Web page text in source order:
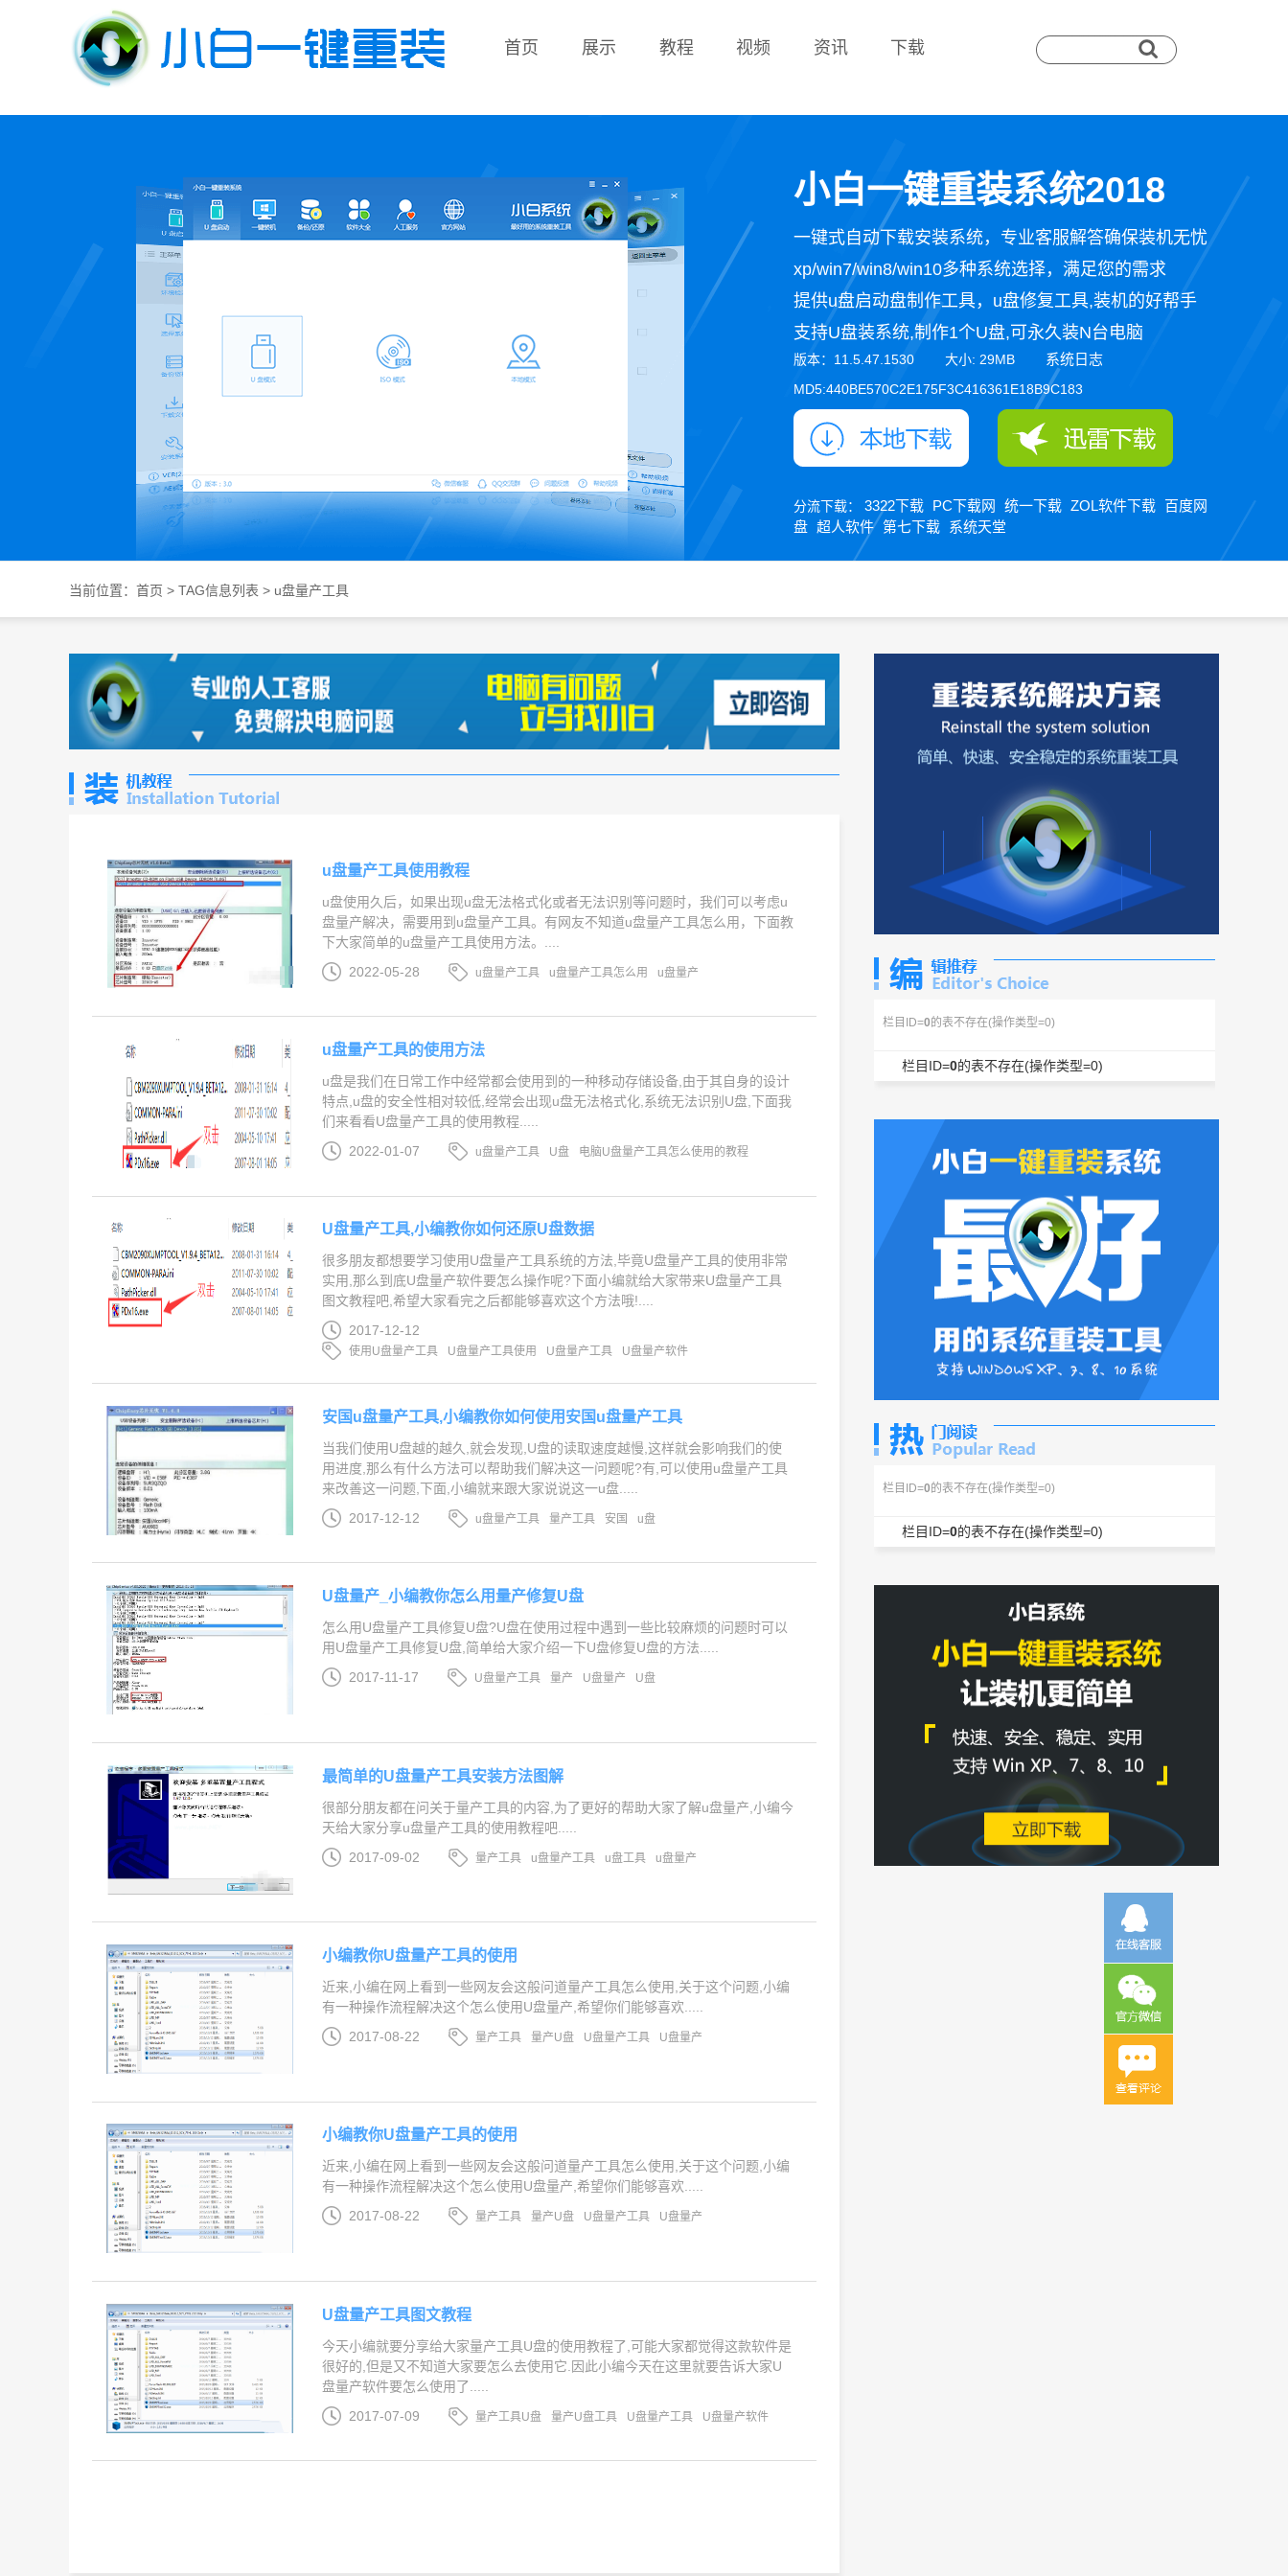
首页 展示 教程 视频 资讯 下载
小白一键重装系统2018
一键式自动下载安装系统，专业客服解答确保装机无忧
xp/win7/win8/win10多种系统选择，满足您的需求
提供u盘启动盘制作工具，u盘修复工具,装机的好帮手
支持U盘装系统,制作1个U盘,可永久装N台电脑
版本：11.5.47.1530 大小: 29MB 系统日志
MD5:440BE570C2E175F3C416361E18B9C183
分流下载： 3322下载 PC下载网 统一下载 ZOL软件下载 百度网
盘 超人软件 第七下载 系统天堂
当前位置： 首页 > TAG信息列表 > u盘量产工具
u盘量产工具使用教程
u盘使用久后，如果出现u盘无法格式化或者无法识别等问题时，我们可以考虑u
盘量产解决，需要用到u盘量产工具。有网友不知道u盘量产工具怎么用，下面教
下大家简单的u盘量产工具使用方法。....
2022-05-28
u盘量产工具 u盘量产工具怎么用 u盘量产
u盘量产工具的使用方法
u盘是我们在日常工作中经常都会使用到的一种移动存储设备,由于其自身的设计
特点,u盘的安全性相对较低,经常会出现u盘无法格式化,系统无法识别U盘,下面我
们来看看U盘量产工具的使用教程.....
2022-01-07
u盘量产工具 U盘 电脑U盘量产工具怎么使用的教程
U盘量产工具,小编教你如何还原U盘数据
很多朋友都想要学习使用U盘量产工具系统的方法,毕竟U盘量产工具的使用非常
实用,那么到底U盘量产软件要怎么操作呢?下面小编就给大家带来U盘量产工具
图文教程吧,希望大家看完之后都能够喜欢这个方法哦!....
2017-12-12
使用U盘量产工具 U盘量产工具使用 U盘量产工具 U盘量产软件
安国u盘量产工具,小编教你如何使用安国u盘量产工具
当我们使用U盘越的越久,就会发现,U盘的读取速度越慢,这样就会影响我们的使
用进度,那么有什么方法可以帮助我们解决这一问题呢?有,可以使用u盘量产工具
来改善这一问题,下面,小编就来跟大家说说这一u盘.....
2017-12-12
u盘量产工具 量产工具 安国 u盘
U盘量产_小编教你怎么用量产修复U盘
怎么用U盘量产工具修复U盘?U盘在使用过程中遇到一些比较麻烦的问题时可以
用U盘量产工具修复U盘,简单给大家介绍一下U盘修复U盘的方法.....
2017-11-17
U盘量产工具 量产 U盘量产 U盘
最简单的U盘量产工具安装方法图解
很部分朋友都在问关于量产工具的内容,为了更好的帮助大家了解u盘量产,小编今
天给大家分享u盘量产工具的使用教程吧.....
2017-09-02
量产工具 u盘量产工具 u盘工具 u盘量产
小编教你U盘量产工具的使用
近来,小编在网上看到一些网友会这般问道量产工具怎么使用,关于这个问题,小编
有一种操作流程解决这个怎么使用U盘量产,希望你们能够喜欢.....
2017-08-22
量产工具 量产U盘 U盘量产工具 U盘量产
小编教你U盘量产工具的使用
近来,小编在网上看到一些网友会这般问道量产工具怎么使用,关于这个问题,小编
有一种操作流程解决这个怎么使用U盘量产,希望你们能够喜欢.....
2017-08-22
量产工具 量产U盘 U盘量产工具 U盘量产
U盘量产工具图文教程
今天小编就要分享给大家量产工具U盘的使用教程了,可能大家都觉得这款软件是
很好的,但是又不知道大家要怎么去使用它.因此小编今天在这里就要告诉大家U
盘量产软件要怎么使用了.....
2017-07-09
量产工具U盘 量产U盘工具 U盘量产工具 U盘量产软件
栏目ID=0 的表不存在(操作类型=0)
栏目ID=0的表不存在(操作类型=0)
栏目ID=0 的表不存在(操作类型=0)
栏目ID=0的表不存在(操作类型=0)